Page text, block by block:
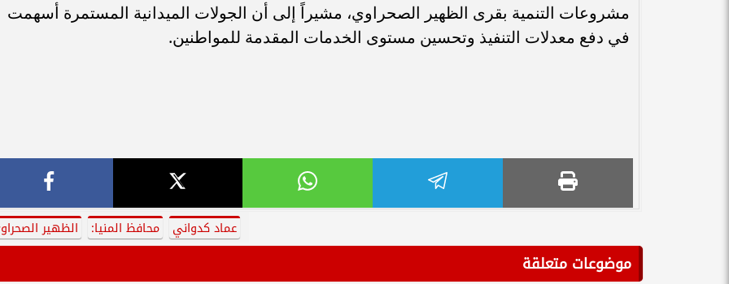
مشروعات التنمية بقرى الظهير الصحراوي، مشيراً إلى أن الجولات الميدانية المستمرة أسهمت
في دفع معدلات التنفيذ وتحسين مستوى الخدمات المقدمة للمواطنين.
عماد كدواني محافظ المنيا: الظهير
موضوعات متعلقة